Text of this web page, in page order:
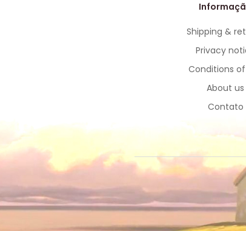
Shipping &
Privacy
Conditions of
About us
Contato